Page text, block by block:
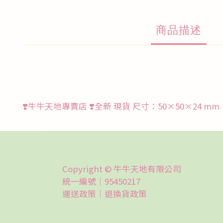
商品描述
❣️牛牛天地專賣店 ❣️全新 現貨 尺寸：50×50×24 mm
Copyright © 牛牛天地有限公司
統一編號｜95450217
運送政策｜ 退換貨政策